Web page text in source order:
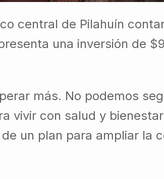
central de Pilahuín
una inversión de
más. No podemos
vivir con salud y
un plan para ampliar la